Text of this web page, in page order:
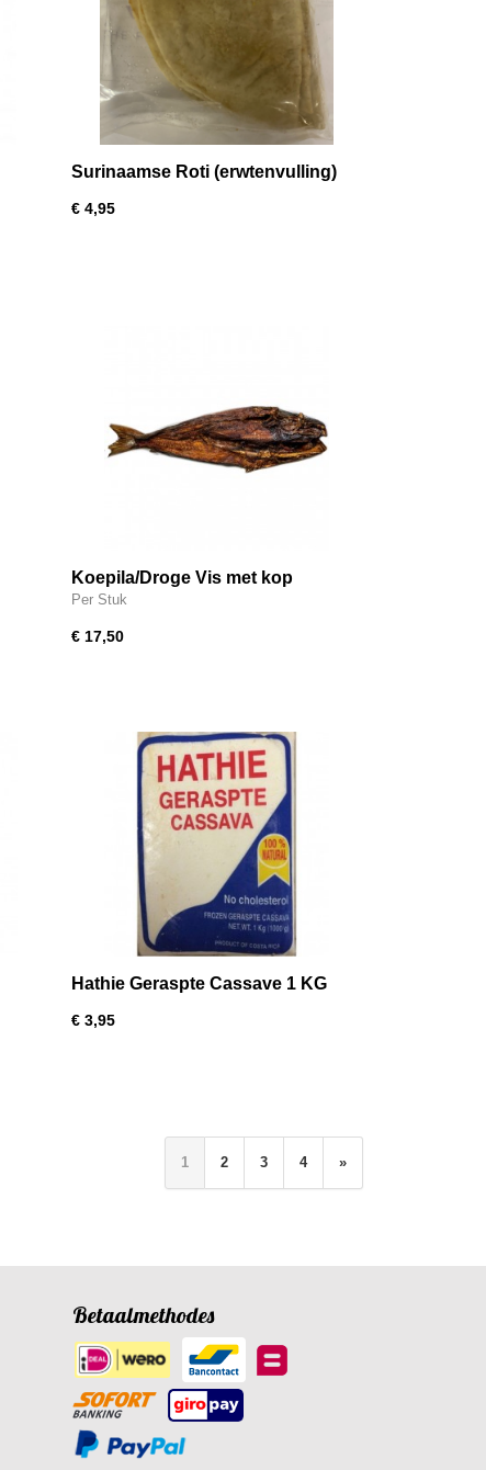
Surinaamse Roti (erwtenvulling)
€ 4,95
Koepila/Droge Vis met kop
Per Stuk
€ 17,50
Hathie Geraspte Cassave 1 KG
€ 3,95
1 2 3 4 »
Betaalmethodes